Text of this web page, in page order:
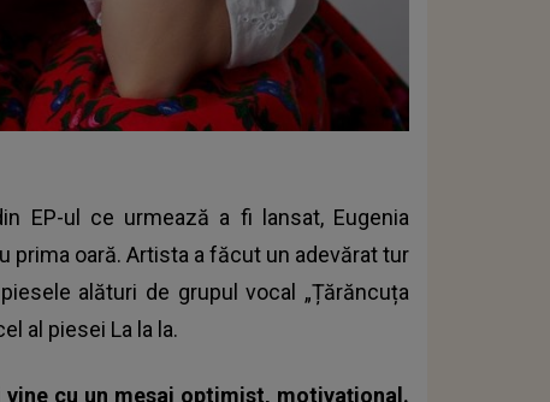
EP-ul ce urmează a fi lansat, Eugenia
prima oară. Artista a făcut un adevărat tur
alături de grupul vocal „Țărăncuța
al piesei La la la.
cu un mesaj optimist, motivațional.